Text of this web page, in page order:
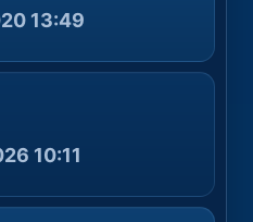
13:49
10:11